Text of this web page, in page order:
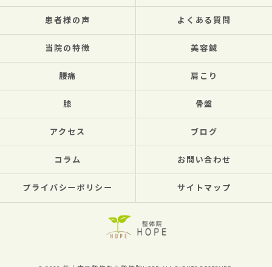
患者様の声 よくある質問
当院の特徴 美容鍼
腰痛 肩こり
膝 骨盤
アクセス ブログ
コラム お問い合わせ
プライバシーポリシー サイトマップ